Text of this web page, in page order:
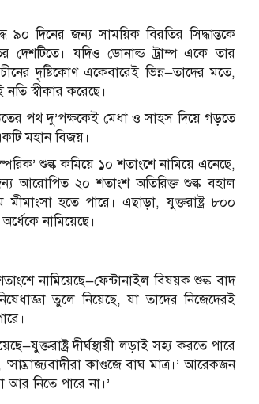
৯০ দিনের জন্য সাময়িক বিরতির সিদ্ধান্তকে
দেশটিতে। যদিও ডোনাল্ড ট্রাম্প একে তার
দৃষ্টিকোণ একেবারেই ভিন্ন—তাদের মতে,
স্বীকার করেছে।
পথ দু’পক্ষকেই মেধা ও সাহস দিয়ে গড়তে
মহান বিজয়।
শুল্ক কমিয়ে ১০ শতাংশে নামিয়ে এনেছে,
আরোপিত ২০ শতাংশ অতিরিক্ত শুল্ক বহাল
হতে পারে। এছাড়া, যুক্তরাষ্ট্র ৮০০
নামিয়েছে।
নামিয়েছে—ফেন্টানাইল বিষয়ক শুল্ক বাদ
তুলে নিয়েছে, যা তাদের নিজেদেরই
দীর্ঘস্থায়ী লড়াই সহ্য করতে পারে
কাগুজে বাঘ মাত্র।’ আরেকজন
আর নিতে পারে না।’